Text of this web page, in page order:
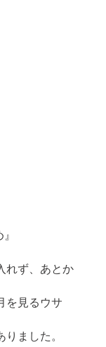
れず、あとか
を見るウサ
ました。